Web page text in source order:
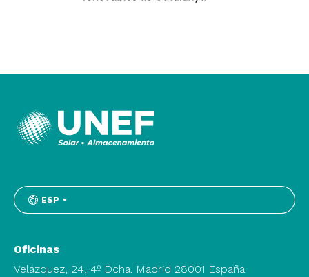
ESP
Oficinas
Velázquez, 24, 4º Dcha. Madrid 28001 España